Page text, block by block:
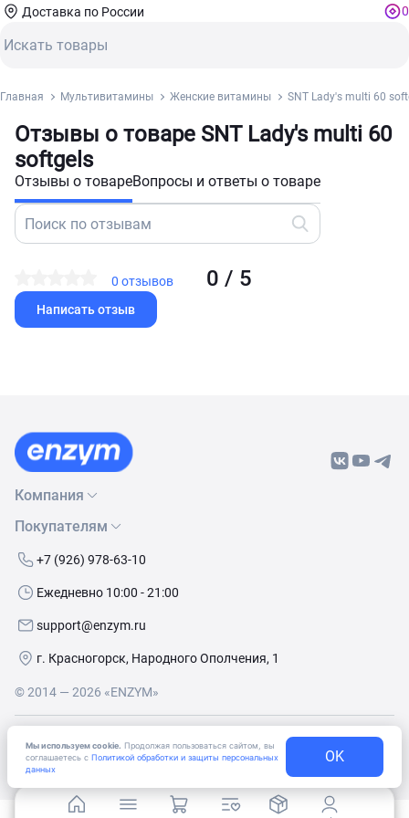
Мы используем cookie. Продолжая пользоваться сайтом, вы
соглашаетесь с Политикой обработки и защиты персональных
данных
OK
Доставка по России 0
Главная Мультивитамины Женские витамины SNT Lady's multi 60
Отзывы о товаре SNT Lady's multi 60
softgels
Отзывы о товареВопросы и ответы о товаре
0 / 5
0 отзывов
Написать отзыв
Компания
О нас
Бренды
Покупателям
Как сделать заказ
Условия доставки
+7 (926) 978-63-10
Ежедневно 10:00 - 21:00
support@enzym.ru
г. Красногорск, Народного Ополчения, 1
© 2014 — 2026 «ENZYM»
на получение рекламно-информационных
материалов